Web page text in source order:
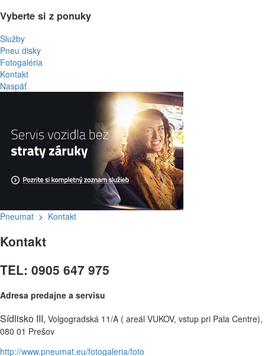
Vyberte si z ponuky
Služby
Pneu disky
Fotogaléria
Kontakt
Naspäť
Pneumat > Kontakt
Kontakt
TEL: 0905 647 975
Adresa predajne a servisu
Sídlisko III, Volgogradská 11/A ( areál VUKOV, vstup pri Pala Centre),
080 01 Prešov
http://www.pneumat.eu/fotogaleria/foto